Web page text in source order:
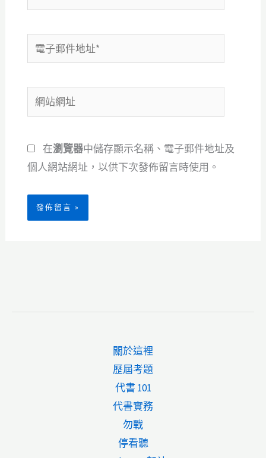
電
子
件
地
*
網
站
址
在瀏覽器中儲存顯示名稱、電子郵件地址及
個人網站網址，以供下次發佈留言時使用。
關於這裡
歷屆考題
代書 101
代書實務
勿戰
停看聽